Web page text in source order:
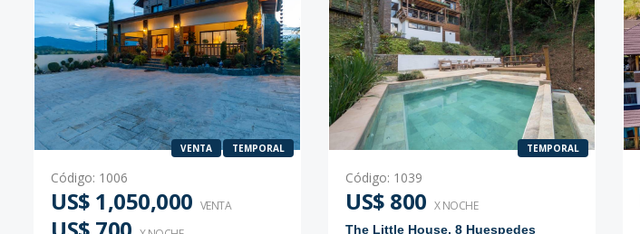
VENTA TEMPORAL
Código: 1006
US$ 1,050,000 VENTA
TEMPORAL
Código: 1039
US$ 800 X NOCHE
The Little House, 8 Huespedes